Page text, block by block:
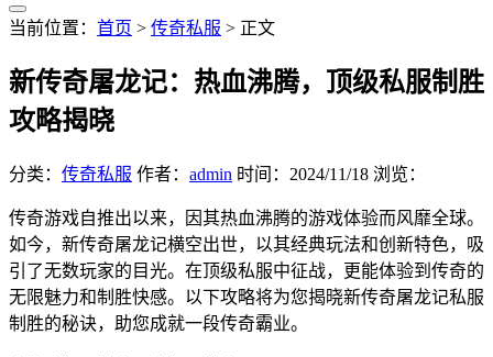
当前位置： 首页 > 传奇私服 > 正文
新传奇屠龙记：热血沸腾，顶级私服制胜
攻略揭晓
分类： 传奇私服 作者： admin 时间： 2024/11/18 浏览：
传奇游戏自推出以来，因其热血沸腾的游戏体验而风靡全球。
如今，新传奇屠龙记横空出世，以其经典玩法和创新特色，吸
引了无数玩家的目光。在顶级私服中征战，更能体验到传奇的
无限魅力和制胜快感。以下攻略将为您揭晓新传奇屠龙记私服
制胜的秘诀，助您成就一段传奇霸业。